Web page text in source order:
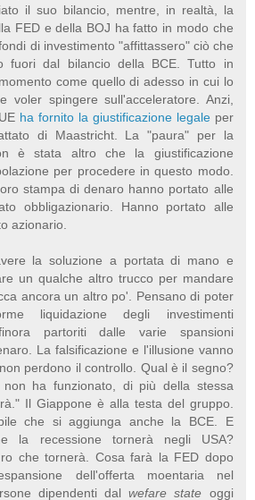
il suo bilancio, mentre, in realtà, la
FED e della BOJ ha fatto in modo che
di investimento "affittassero" ciò che
fuori dal bilancio della BCE. Tutto in
come quello di adesso in cui lo
voler spingere sull'acceleratore. Anzi,
ha fornito la giustificazione legaleper
di Maastricht. La "paura" per la
è stata altro che la giustificazione
per procedere in questo modo.
stampa di denaro hanno portato alle
obbligazionario. Hanno portato alle
azionario.
la soluzione a portata di mano e
un qualche altro trucco per mandare
ancora un altro po'. Pensano di poter
liquidazione degli investimenti
partoriti dalle varie spansioni
La falsificazione e l'illusione vanno
perdono il controllo. Qual è il segno?
non ha funzionato, di più della stessa
Il Giappone è alla testa del gruppo.
che si aggiunga anche la BCE. E
la recessione tornerà negli USA?
che tornerà. Cosa farà la FED dopo
dell'offerta moentaria nel
dipendenti dalwefare state oggi